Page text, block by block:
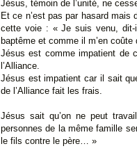
Jésus, témoin de l’unité, ne
Et ce n’est pas par hasard
cette voie : « Je suis venu, dit-
baptême et comme il m’en coûte
Jésus est comme impatient de
l’Alliance.
Jésus est impatient car il sait
de l’Alliance fait les frais.
Jésus sait qu’on ne peut
personnes de la même famille
le fils contre le père… »